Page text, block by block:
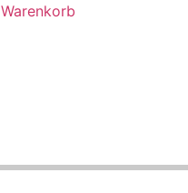
Warenkorb